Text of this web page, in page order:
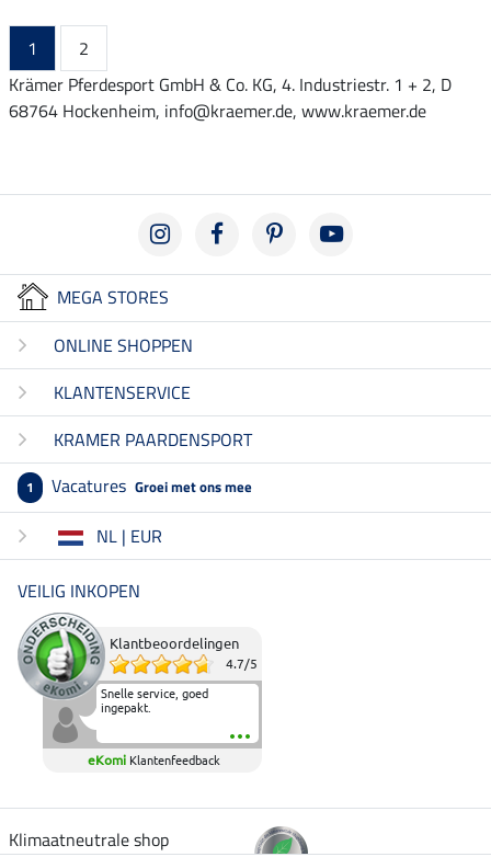
1
2
Krämer Pferdesport GmbH & Co. KG, 4. Industriestr. 1 + 2, D
68764 Hockenheim, info@kraemer.de, www.kraemer.de
MEGA STORES
ONLINE SHOPPEN
KLANTENSERVICE
KRAMER PAARDENSPORT
1 Vacatures Groei met ons mee
NL | EUR
VEILIG INKOPEN
Klantbeoordelingen
4.7/5
Snelle service, goed
ingepakt.
eKomi Klantenfeedback
Klimaatneutrale shop